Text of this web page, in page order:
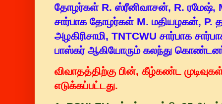
தோழர்கள் R. ஸ்ரீனிவாசன், R. ரமேஷ்,
சார்பாக தோழர்கள் M. மதியழகன், P.
அழகிரிசாமி, TNTCWU சார்பாக
பாஸ்கர் ஆகியோரும் கலந்து
விவாதத்திற்கு பின், கீழ்கண்ட
எடுக்கப்பட்டது.